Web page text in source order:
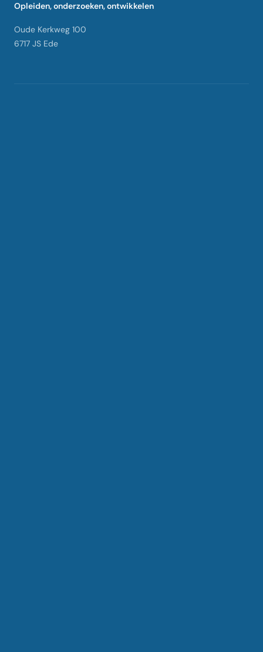
Opleiden, onderzoeken, ontwikkelen
Oude Kerkweg 100
6717 JS Ede